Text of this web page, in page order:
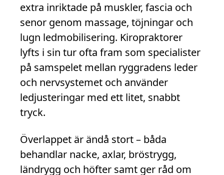
extra inriktade på muskler, fascia och
senor genom massage, töjningar och
lugn ledmobilisering. Kiropraktorer
lyfts i sin tur ofta fram som specialister
på samspelet mellan ryggradens leder
och nervsystemet och använder
ledjusteringar med ett litet, snabbt
tryck.
Överlappet är ändå stort – båda
behandlar nacke, axlar, bröstrygg,
ländrygg och höfter samt ger råd om